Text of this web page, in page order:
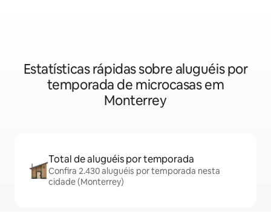
Estatísticas rápidas sobre aluguéis por
temporada de microcasas em
Monterrey
Total de aluguéis por temporada
Confira 2.430 aluguéis por temporada nesta
cidade (Monterrey)